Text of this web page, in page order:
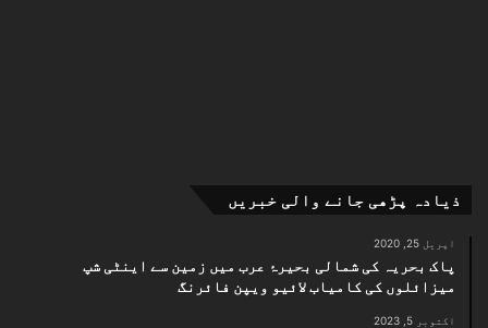
ذیادہ پڑھی جانے والی خبریں
اپریل 25, 2020
پاک بحریہ کی شمالی بحیرۂ عرب میں زمین سے اینٹی شپ
میزائلوں کی کامیاب لائیو ویپن فائرنگ
اکتوبر 5, 2023